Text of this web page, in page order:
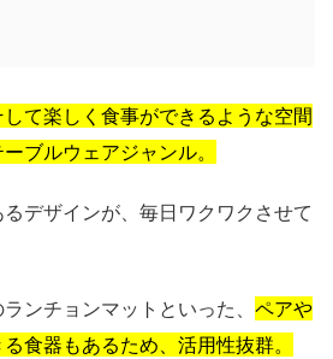
て楽しく食事ができるような空間
ブルウェアジャンル。
デザインが、毎日ワクワクさせて
ンチョンマットといった、 ペアや
食器もあるため、活用性抜群。